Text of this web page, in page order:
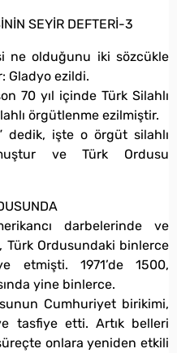
SEYİR DEFTERİ-3
ne olduğunu iki sözcükle
Gladyo ezildi.
70 yıl içinde Türk Silahlı
örgütlenme ezilmiştir.
dedik, işte o örgüt silahlı
ve Türk Ordusu
darbelerinde ve
Ordusundaki binlerce
etmişti. 1971’de 1500,
yine binlerce.
Cumhuriyet birikimi,
tasfiye etti. Artık belleri
onlara yeniden etkili